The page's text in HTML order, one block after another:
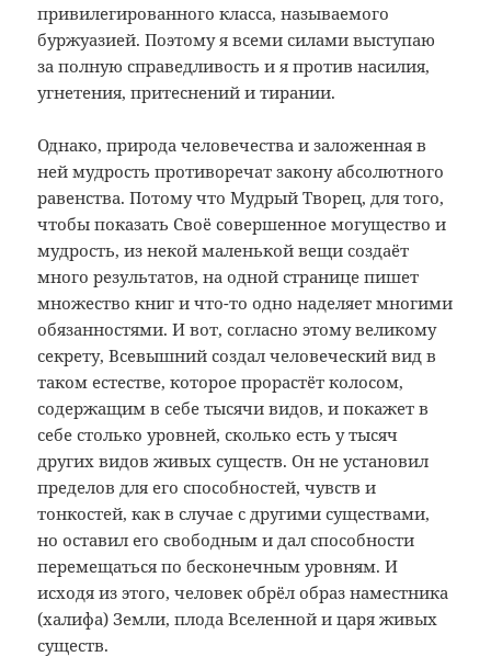
привилегированного класса, называемого
буржуазией. Поэтому я всеми силами выступаю
за полную справедливость и я против насилия,
угнетения, притеснений и тирании.
Однако, природа человечества и заложенная в
ней мудрость противоречат закону абсолютного
равенства. Потому что Мудрый Творец, для того,
чтобы показать Своё совершенное могущество и
мудрость, из некой маленькой вещи создаёт
много результатов, на одной странице пишет
множество книг и что-то одно наделяет многими
обязанностями. И вот, согласно этому великому
секрету, Всевышний создал человеческий вид в
таком естестве, которое прорастёт колосом,
содержащим в себе тысячи видов, и покажет в
себе столько уровней, сколько есть у тысяч
других видов живых существ. Он не установил
пределов для его способностей, чувств и
тонкостей, как в случае с другими существами,
но оставил его свободным и дал способности
перемещаться по бесконечным уровням. И
исходя из этого, человек обрёл образ наместника
(халифа) Земли, плода Вселенной и царя живых
существ.